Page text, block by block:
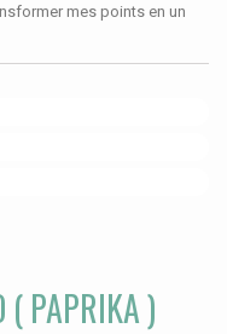
mes points en un
( PAPRIKA )